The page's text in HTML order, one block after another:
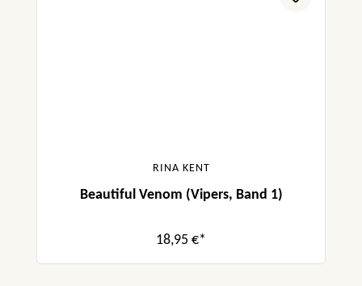
RINA KENT
Beautiful Venom (Vipers, Band 1)
18,95 €*